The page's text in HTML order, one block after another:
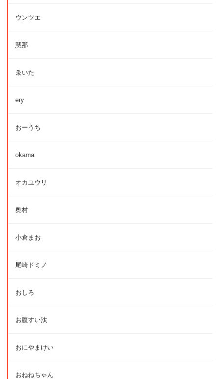
ウンツエ
慧那
ゑいた
ery
おーうち
okama
オカユウリ
奥村
小倉まお
尾崎ドミノ
おしろ
お腹すい汰
おにやまけい
おねねちゃん